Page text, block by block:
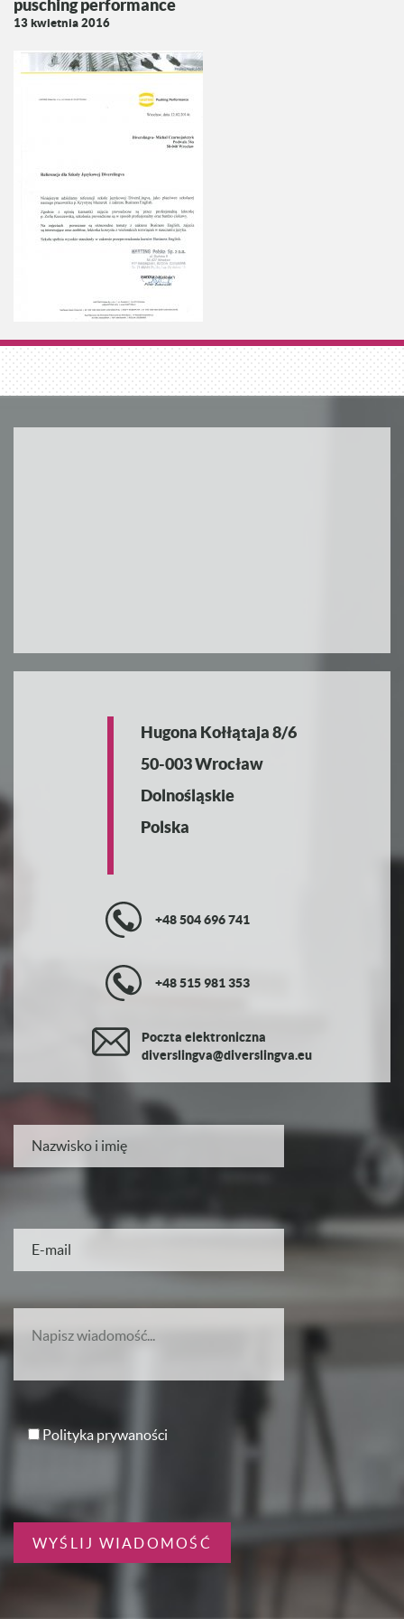
pusching performance
13 kwietnia 2016
Hugona Kołłątaja 8/6
50-003 Wrocław
Dolnośląskie
Polska
+48 504 696 741
+48 515 981 353
Poczta elektroniczna
diverslingva@diverslingva.eu
Polityka prywaności